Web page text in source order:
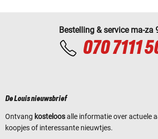
Bestelling & service ma-za
070 7111
De Louis nieuwsbrief
Ontvang kosteloosalle informatie over actuele
koopjes of interessante nieuwtjes.